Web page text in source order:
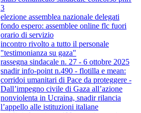
3
elezione assemblea nazionale delegati
fondo espero: assemblee online flc fuori
orario di servizio
incontro rivolto a tutto il personale
"testimonianza su gaza"
rassegna sindacale n. 27 - 6 ottobre 2025
snadir info-point n.490 - flotilla e mean:
corridoi umanitari di Pace da proteggere -
Dall’impegno civile di Gaza all’azione
nonviolenta in Ucraina, snadir rilancia
l’appello alle istituzioni italiane